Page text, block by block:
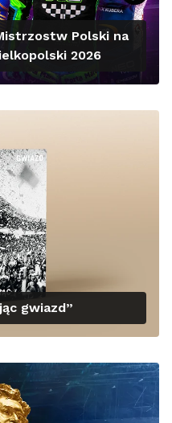
Polski na
2026
gwiazd”